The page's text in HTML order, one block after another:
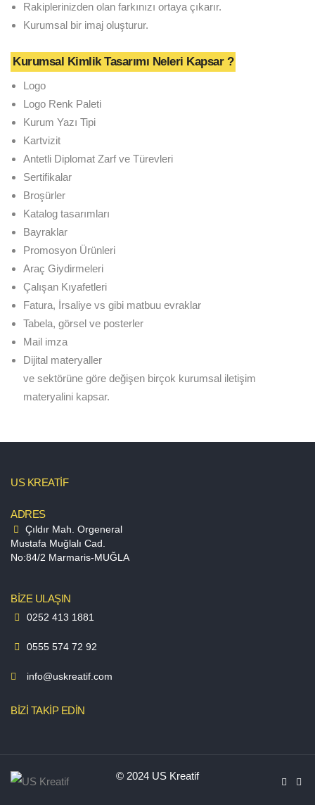
Rakiplerinizden olan farkınızı ortaya çıkarır.
Kurumsal bir imaj oluşturur.
Kurumsal Kimlik Tasarımı Neleri Kapsar ?
Logo
Logo Renk Paleti
Kurum Yazı Tipi
Kartvizit
Antetli Diplomat Zarf ve Türevleri
Sertifikalar
Broşürler
Katalog tasarımları
Bayraklar
Promosyon Ürünleri
Araç Giydirmeleri
Çalışan Kıyafetleri
Fatura, İrsaliye vs gibi matbuu evraklar
Tabela, görsel ve posterler
Mail imza
Dijital materyaller
ve sektörüne göre değişen birçok kurumsal iletişim
materyalini kapsar.
US KREATİF
ADRES
Çıldır Mah. Orgeneral
Mustafa Muğlalı Cad.
No:84/2 Marmaris-MUĞLA
BİZE ULAŞIN
0252 413 1881
0555 574 72 92
info@uskreatif.com
BİZİ TAKİP EDİN
© 2024 US Kreatif